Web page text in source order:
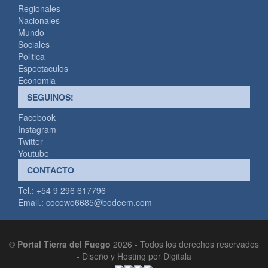
Regionales
Nacionales
Mundo
Sociales
Politica
Espectaculos
Economia
SEGUINOS!
Facebook
Instagram
Twitter
Youtube
CONTACTO
Tel.: +54 9 296 617796
Email.: cocewo6685@bodeem.com
© Portal Tierra del Fuego 2026 - Todos los derechos reservados
- Diseño y Hosting por Digitala